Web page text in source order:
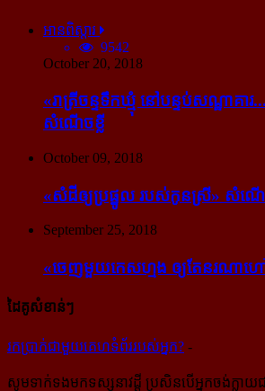
អានពិស្ដារ
9542
October 20, 2018
«រាត្រីចន្ទទឹកឃ្មុំ នៅបន្ទប់សណ្ឋាគា
សំណើចខ្លី
October 09, 2018
«សំដី​ឲ្យ​ប្រផ្នូល របស់​កូនស្រី» សំណើ
September 25, 2018
«ចេញ​មួយ​កេស​ហ្មង ឲ្យ​តែ​នរណា​
ដៃគូសំខាន់ៗ
រក​​ប្រាក់​​ជា​​មួយ​​គេហទំព័រ​​របស់​​អ្នក? -
សូម​ទាក់ទង​មក​ទស្សនាវដ្ដី ប្រសិន​បើ​អ្នក​ចង់​ក្លាយ​ជ